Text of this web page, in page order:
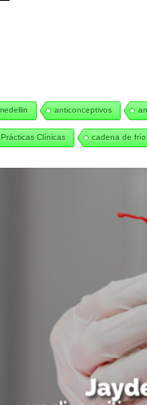
anticonceptivos
Clínicas cadena de frío.